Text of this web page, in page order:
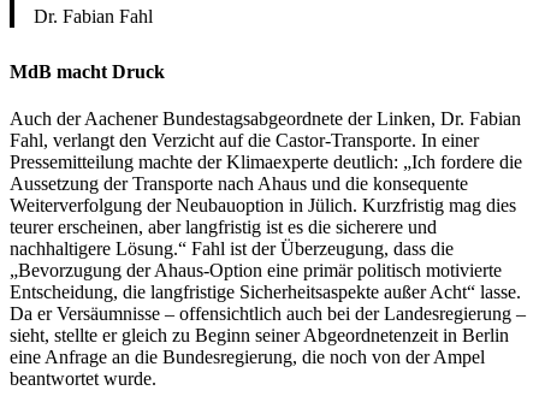
Dr. Fabian Fahl
MdB macht Druck
Auch der Aachener Bundestagsabgeordnete der Linken, Dr. Fabian
Fahl, verlangt den Verzicht auf die Castor-Transporte. In einer
Pressemitteilung machte der Klimaexperte deutlich: „Ich fordere die
Aussetzung der Transporte nach Ahaus und die konsequente
Weiterverfolgung der Neubauoption in Jülich. Kurzfristig mag dies
teurer erscheinen, aber langfristig ist es die sicherere und
nachhaltigere Lösung.“ Fahl ist der Überzeugung, dass die
„Bevorzugung der Ahaus-Option eine primär politisch motivierte
Entscheidung, die langfristige Sicherheitsaspekte außer Acht“ lasse.
Da er Versäumnisse – offensichtlich auch bei der Landesregierung –
sieht, stellte er gleich zu Beginn seiner Abgeordnetenzeit in Berlin
eine Anfrage an die Bundesregierung, die noch von der Ampel
beantwortet wurde.